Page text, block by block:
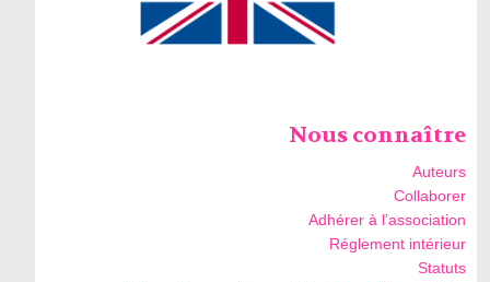
Nous connaître
Auteurs
Collaborer
Adhérer à l’association
Réglement intérieur
Statuts